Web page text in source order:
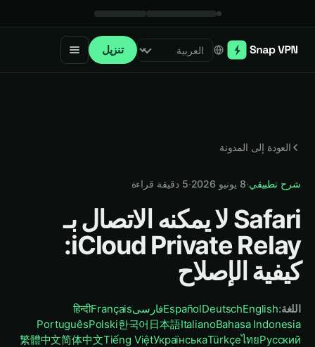
Select language تنزيل
العودة إلى المدونة
شرح تطبيقي·8 يونيو 2026 ·
5 دقيقة قراءة
Safari لا يمكنه الاتصال بـ
iCloud Private Relay:
كيفية الإصلاح
اللغة:
English
Deutsch
EspañolفارسیFrançais
हिन्दी
Bahasa Indonesia
Italiano
日本語
한국어
Polski
Português
Русский
ไทย
Türkçe
Українська
Tiếng Việt
简体中文
繁體中文